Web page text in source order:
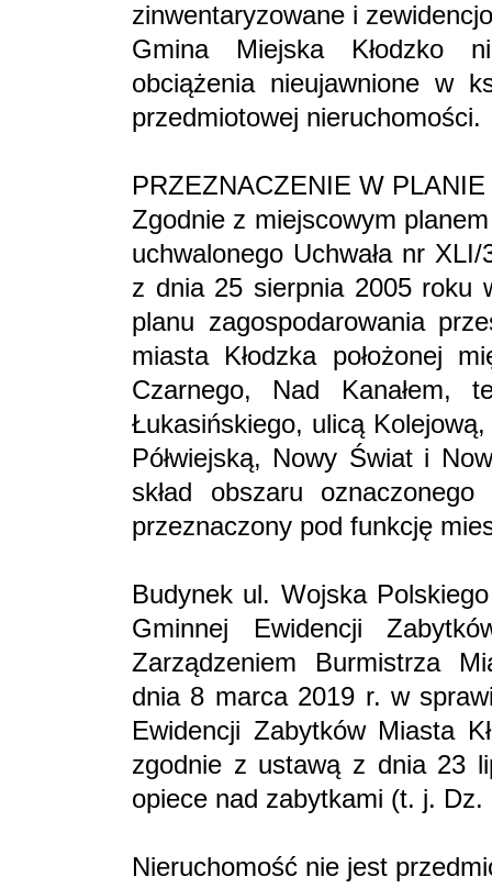
zinwentaryzowane i
Gmina Miejska Kłodzko
obciążenia nieujawnione w
przedmiotowej nieruchomości.
PRZEZNACZENIE W
Zgodnie z miejscowym
uchwalonego Uchwała nr
z dnia 25 sierpnia 2005 roku
planu zagospodarowania
miasta Kłodzka położonej
Czarnego, Nad Kanałem,
Łukasińskiego, ulicą
Półwiejską, Nowy Świat i
skład obszaru
przeznaczony pod funkcję
Budynek ul. Wojska
Gminnej Ewidencji
Zarządzeniem Burmistrza
dnia 8 marca 2019 r. w
Ewidencji Zabytków Miasta
zgodnie z ustawą z dnia 23
opiece nad zabytkami (t. j.
Nieruchomość nie jest